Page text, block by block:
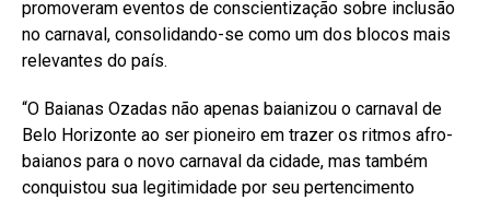
promoveram eventos de conscientização sobre inclusão
no carnaval, consolidando-se como um dos blocos mais
relevantes do país.
“O Baianas Ozadas não apenas baianizou o carnaval de
Belo Horizonte ao ser pioneiro em trazer os ritmos afro-
baianos para o novo carnaval da cidade, mas também
conquistou sua legitimidade por seu pertencimento